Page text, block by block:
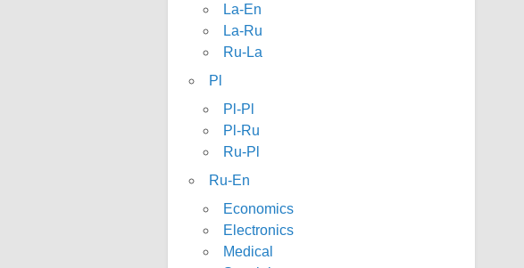
La-En
La-Ru
Ru-La
Pl
Pl-Pl
Pl-Ru
Ru-Pl
Ru-En
Economics
Electronics
Medical